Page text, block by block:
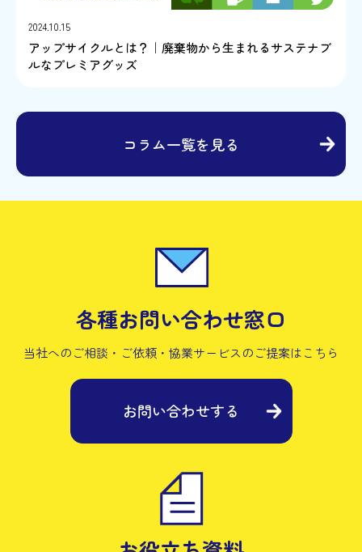
2024.10.15
アップサイクルとは？｜廃棄物から生まれるサステナブ
ルなプレミアグッズ
コラム一覧を見る
各種お問い合わせ窓口
当社へのご相談・ご依頼・協業サービスのご提案はこちら
お問い合わせする